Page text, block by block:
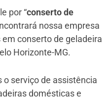
por “conserto de
nossa empresa
conserto de geladeira
Horizonte-MG.
serviço de assistência
domésticas e